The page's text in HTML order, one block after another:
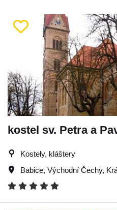
kostel sv. Petra a
Kostely, kláštery
Babice, Východní Čechy,